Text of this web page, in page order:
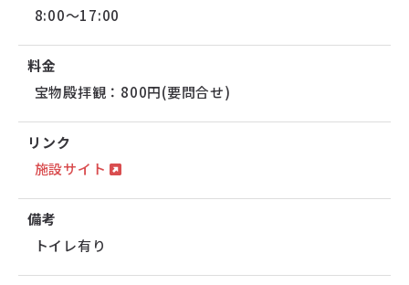
8:00～17:00
料金
宝物殿拝観：800円(要問合せ)
リンク
施設サイト
備考
トイレ有り